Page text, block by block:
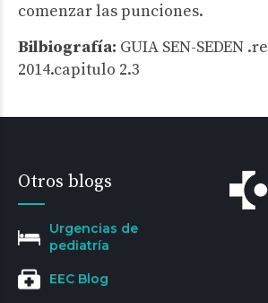
comenzar las punciones.
Bilbiografía: GUIA SEN-SEDEN
2014.capitulo 2.3
Otros blogs
Urgencias de
pediatría
EEC Blog